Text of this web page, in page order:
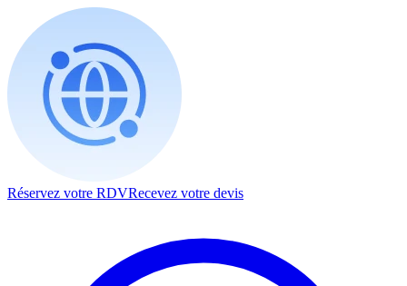
Réservez votre RDVRecevez votre devis